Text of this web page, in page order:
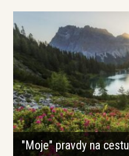
"Moje" pravdy na cestu